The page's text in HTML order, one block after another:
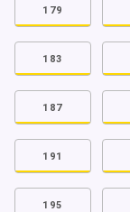
179
183
187
191
195